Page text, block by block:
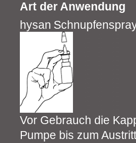
Art der Anwendung
hysan
Vor Gebrauch die
Pumpe bis zum